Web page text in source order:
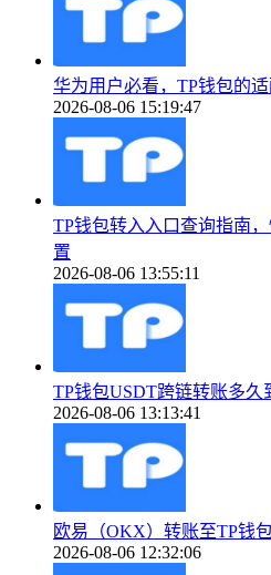
华为用户必看，TP钱包的
2026-08-06 15:19:47
TP钱包转入入口查询指南
置
2026-08-06 13:55:11
TP钱包USDT跨链转账多
2026-08-06 13:13:41
欧易（OKX）转账至TP钱
2026-08-06 12:32:06